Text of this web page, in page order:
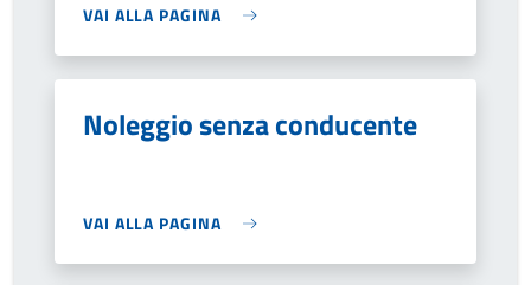
VAI ALLA PAGINA
Noleggio senza conducente
VAI ALLA PAGINA